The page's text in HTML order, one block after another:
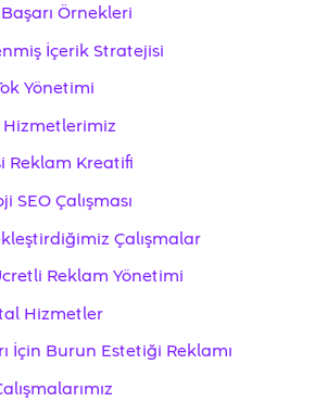
Örnekleri
İçerik Stratejisi
Yönetimi
Reklam Kreatifi
SEO Çalışması
Çalışmalar
Reklam Yönetimi
Hizmetler
İçin Burun Estetiği Reklamı